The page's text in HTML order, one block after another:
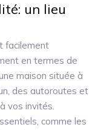
un lieu
facilement
en termes de
maison située à
des autoroutes et
vos invités.
comme les